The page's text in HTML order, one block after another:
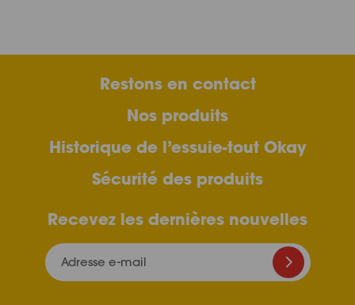
Restons en contact
Nos produits
Historique de l’essuie-tout Okay
Sécurité des produits
Recevez les dernières nouvelles
Adresse e-mail